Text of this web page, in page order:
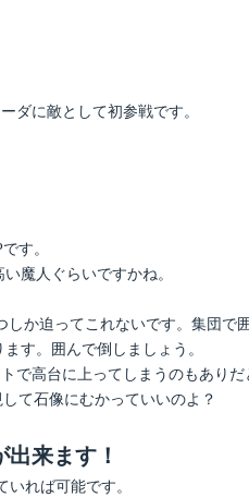
ダに敵として初参戦です。
す。
魔人ぐらいですかね。
か迫ってこれないです。集団で
す。囲んで倒しましょう。
で高台に上ってしまうのもありだ
て石像にむかっていいのよ？
来ます！
いれば可能です。